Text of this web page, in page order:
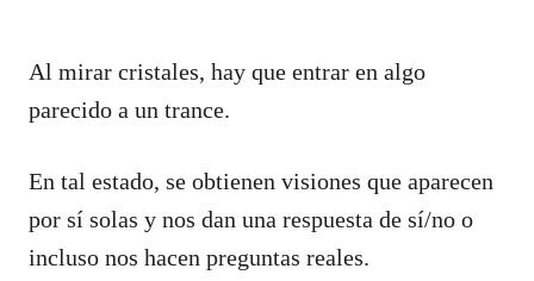
Al mirar cristales, hay que entrar en algo
parecido a un trance.
En tal estado, se obtienen visiones que aparecen
por sí solas y nos dan una respuesta de sí/no o
incluso nos hacen preguntas reales.